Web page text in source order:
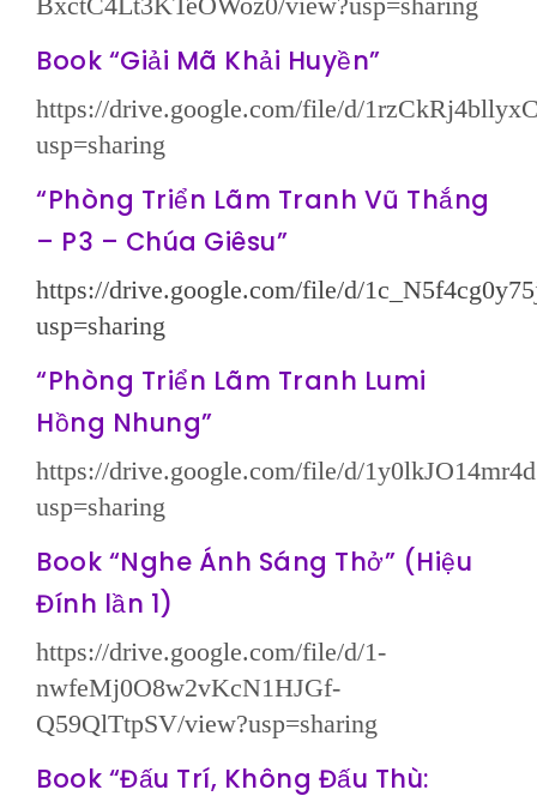
Book “Giải Mã Khải Huyền”
https://drive.google.com/file/d/
usp=sharing
“Phòng Triển Lãm Tranh Vũ Thắng
– P3 – Chúa Giêsu”
https://drive.google.com/file/d/
usp=sharing
“Phòng Triển Lãm Tranh Lumi
Hồng Nhung”
https://drive.google.com/file/d/
usp=sharing
Book “Nghe Ánh Sáng Thở” (Hiệu
Đính lần 1)
https://drive.google.com/file/d/1-
nwfeMj0O8w2vKcN1HJGf-
Q59QlTtpSV/view?usp=sharing
Book “Đấu Trí, Không Đấu Thù: